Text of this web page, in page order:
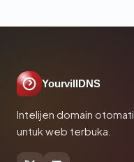
YourvillDNS
Intelijen domain
untuk web terbuka.